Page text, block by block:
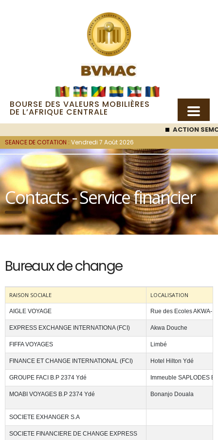
BOURSE DES VALEURS MOBILIÈRES
DE L’AFRIQUE CENTRALE
ACTION SEMC: 53 000
SEANCE DE COTATION : Vendredi 7 Août 2026
Contacts - Service financier
Bureaux de change
RAISON SOCIALE LOCALISATION
AIGLE VOYAGE Rue des Ecoles AKWA-
EXPRESS EXCHANGE INTERNATIONA (FCI) Akwa Douche
FIFFA VOYAGES Limbé
FINANCE ET CHANGE INTERNATIONAL (FCI) Hotel Hilton Ydé
GROUPE FACI B.P 2374 Ydé Immeuble SAPLODES
MOABI VOYAGES B.P 2374 Ydé Bonanjo Douala
SOCIETE EXHANGER S.A
SOCIETE FINANCIERE DE CHANGE EXPRESS